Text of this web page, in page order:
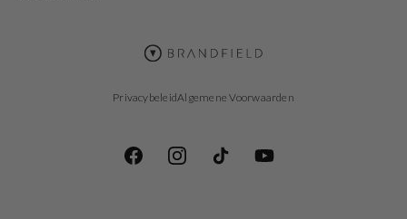
PrivacybeleidAlgemene Voorwaarden
FacebookInstagramTikTok YouTube